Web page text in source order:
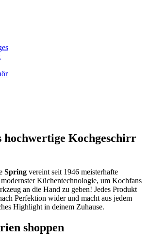
hochwertige Kochgeschirr
Spring vereint seit 1946 meisterhafte
Küchentechnologie, um Kochfans
an die Hand zu geben! Jedes Produkt
Perfektion wider und macht aus jedem
Highlight in deinem Zuhause.
shoppen